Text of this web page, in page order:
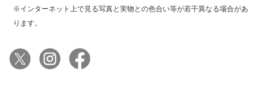
※インターネット上で見る写真と実物との色合い等が若干異なる場合があ
ります。